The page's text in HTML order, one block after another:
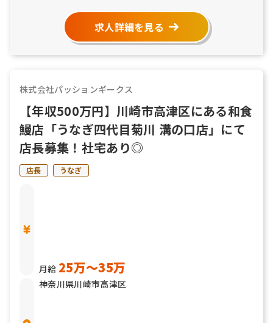
求人詳細を見る
株式会社パッションギークス
【年収500万円】川崎市高津区にある和食
鰻店「うなぎ四代目菊川 溝の口店」にて
店長募集！社宅あり◎
店長 うなぎ
月給 25万〜35万
神奈川県川崎市高津区